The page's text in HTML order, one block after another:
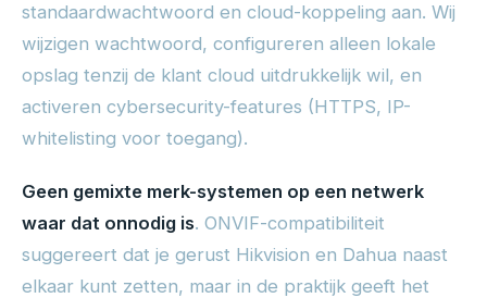
standaardwachtwoord en cloud-koppeling aan. Wij
wijzigen wachtwoord, configureren alleen lokale
opslag tenzij de klant cloud uitdrukkelijk wil, en
activeren cybersecurity-features (HTTPS, IP-
whitelisting voor toegang).
Geen gemixte merk-systemen op een netwerk
waar dat onnodig is. ONVIF-compatibiliteit
suggereert dat je gerust Hikvision en Dahua naast
elkaar kunt zetten, maar in de praktijk geeft het